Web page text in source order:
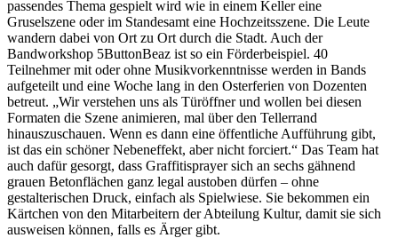
passendes Thema gespielt wird wie in einem Keller eine
Gruselszene oder im Standesamt eine Hochzeitsszene. Die Leute
wandern dabei von Ort zu Ort durch die Stadt. Auch der
Bandworkshop 5ButtonBeaz ist so ein Förderbeispiel. 40
Teilnehmer mit oder ohne Musikvorkenntnisse werden in Bands
aufgeteilt und eine Woche lang in den Osterferien von Dozenten
betreut. „Wir verstehen uns als Türöffner und wollen bei diesen
Formaten die Szene animieren, mal über den Tellerrand
hinauszuschauen. Wenn es dann eine öffentliche Aufführung gibt,
ist das ein schöner Nebeneffekt, aber nicht forciert.“ Das Team hat
auch dafür gesorgt, dass Graffitisprayer sich an sechs gähnend
grauen Betonflächen ganz legal austoben dürfen – ohne
gestalterischen Druck, einfach als Spielwiese. Sie bekommen ein
Kärtchen von den Mitarbeitern der Abteilung Kultur, damit sie sich
ausweisen können, falls es Ärger gibt.